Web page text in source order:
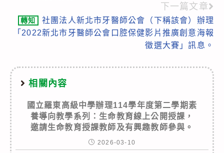
下一篇文章
轉知
社團法人新北市牙醫師公會（下稱該會）辦理
「2022新北市牙醫師公會口腔保健影片推廣創意海報
徵選大賽」訊息。
相關內容
國立羅東高級中學辦理114學年度第二學期素
養導向教學系列：生命教育線上公開授課，
邀請生命教育授課教師及有興趣教師參與。
2026-03-10